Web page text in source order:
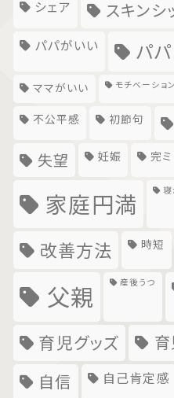
シェア スキンシ
パパがいい パ
ママがいい モチベーション
不公平感 初節句
失望 妊娠 完ミ
家庭円満 寝
改善方法 時短
父親 産後うつ
育児グッズ
自信
自己肯定感